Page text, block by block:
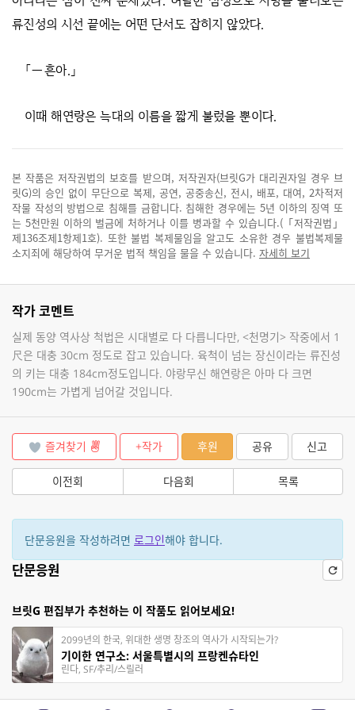
류진성의 시선 끝에는 어떤 단서도 잡히지 않았다.
「―흔아.」
이때 해연랑은 늑대의 이름을 짧게 불렀을 뿐이다.
본 작품은 저작권법의 보호를 받으며, 저작권자(브릿G가 대리권자일 경우 브
릿G)의 승인 없이 무단으로 복제, 공연, 공중송신, 전시, 배포, 대여, 2차적저
작물 작성의 방법으로 침해를 금합니다. 침해한 경우에는 5년 이하의 징역 또
는 5천만원 이하의 벌금에 처하거나 이를 병과할 수 있습니다.(「저작권법」
제136조제1항제1호). 또한 불법 복제물임을 알고도 소유한 경우 불법복제물
소지죄에 해당하여 무거운 법적 책임을 물을 수 있습니다. 자세히 보기
작가 코멘트
실제 동양 역사상 척법은 시대별로 다 다릅니다만, <천명기> 작중에서 1
尺은 대충 30cm 정도로 잡고 있습니다. 육척이 넘는 장신이라는 류진성
의 키는 대충 184cm정도입니다. 야랑무신 해연랑은 아마 다 크면
190cm는 가볍게 넘어갈 것입니다.
즐겨찾기 +작가 후원 공유 신고
이전회 다음회 목록
단문응원을 작성하려면 로그인해야 합니다.
단문응원
브릿G 편집부가 추천하는 이 작품도 읽어보세요!
2099년의 한국, 위대한 생명 창조의 역사가 시작되는가?
기이한 연구소: 서울특별시의 프랑켄슈타인
린다, SF/추리/스릴러